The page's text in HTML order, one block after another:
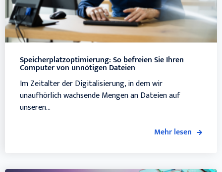
Speicherplatzoptimierung: So befreien Sie Ihren
Computer von unnötigen Dateien
Im Zeitalter der Digitalisierung, in dem wir
unaufhörlich wachsende Mengen an Dateien auf
unseren...
Mehr lesen